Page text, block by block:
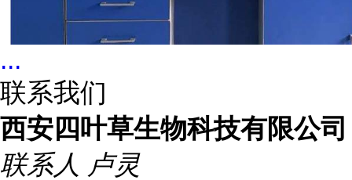
...
联系我们
西安四叶草生物科技有限公司
联系人 卢灵